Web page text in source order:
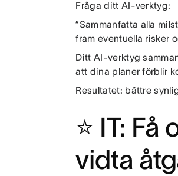
Fråga ditt AI-verktyg:
”Sammanfatta alla
fram eventuella risker
Ditt AI-verktyg
att dina planer förblir
Resultatet: bättre
⭐ IT:
vidta